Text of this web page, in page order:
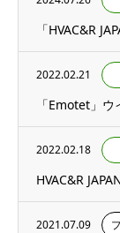
「HVAC&R
2022.02.21
「Emotet」
2022.02.18
HVAC&R
2021.07.09